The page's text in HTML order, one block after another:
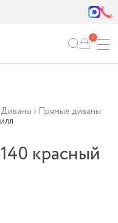
0
Диваны › Прямые диваны
красный